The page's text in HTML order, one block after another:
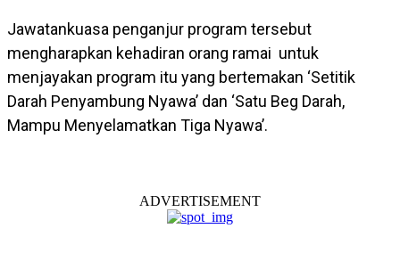
Jawatankuasa penganjur program tersebut
mengharapkan kehadiran orang ramai untuk
menjayakan program itu yang bertemakan ‘Setitik
Darah Penyambung Nyawa’ dan ‘Satu Beg Darah,
Mampu Menyelamatkan Tiga Nyawa’.
ADVERTISEMENT